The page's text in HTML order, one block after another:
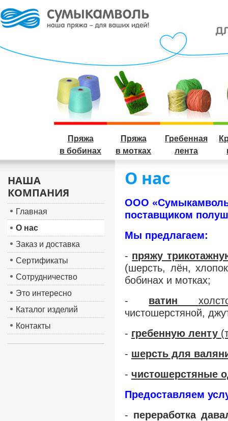
Пряжа
в бобинах
Пряжа
в мотках
Гребенная
лента
О нас
ООО
поставщиком
Мы предлагаем:
- пряжу
(шерсть, лён,
бобинах и мотках;
- ватин
чистошерстяной,
- гребенную ленту
- шерсть для
- чистошерстяные
Предоставляем
- переработка
НАША
КОМПАНИЯ
Главная
О нас
Заказ и доставка
Сертификаты
Сотрудничество
Это интересно
Каталог изделий
Контакты